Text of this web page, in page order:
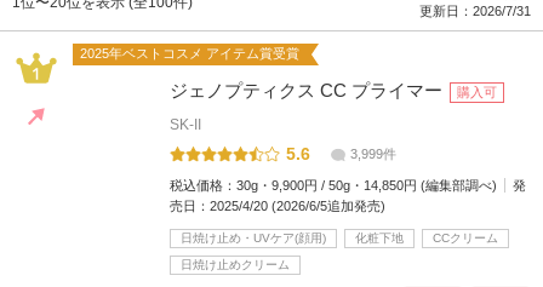
更新日： 2026/7/31
2025年ベストコスメ アイテム賞受賞
ジェノプティクス CC プライマー 購入可
SK-II
5.6 3,999件
税込価格： 30g・9,900円 / 50g・14,850円 (編集部調べ)
発
売日： 2025/4/20 (2026/6/5追加発売)
日焼け止め・UVケア(顔用) 化粧下地
CCクリーム
日焼け止めクリーム